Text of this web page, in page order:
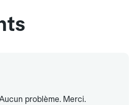
problème. Merci.